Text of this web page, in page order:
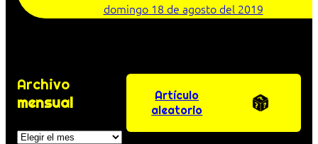
domingo 18 de agosto del 2019
Archivo
mensual
Archivos
Artículo
aleatorio